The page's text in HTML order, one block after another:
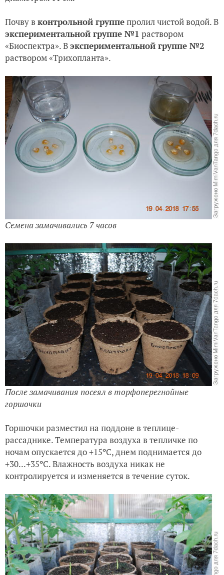
Почву вконтрольной группепролил чистой водой.В
экспериментальной группе №1 раствором
«Биоспектра».Вэкспериментальной группе №2
раствором «Трихопланта».
Семена замачивались 7 часов
После замачивания посеял в торфоперегнойные
горшочки
Горшочки разместил на поддоне в теплице-
рассаднике. Температура воздуха в тепличке по
ночам опускается до +15ºС, днем поднимается до
+30...+35ºС. Влажность воздуха никак не
контролируется и изменяется в течение суток.